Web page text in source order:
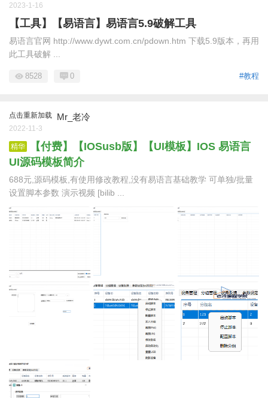
2023-1-16
【工具】【易语言】易语言5.9破解工具
易语言官网 http://www.dywt.com.cn/pdown.htm 下载5.9版本，再用
此工具破解 ...
#教程
8528 0
点击重新加载 Mr_老冷
2022-11-3
精华
【付费】【IOSusb版】【UI模板】IOS 易语言
UI源码模板简介
688元,源码模板,有使用修改教程,没有易语言基础教学 可单独/批量
设置脚本参数 演示视频 [bilib ...